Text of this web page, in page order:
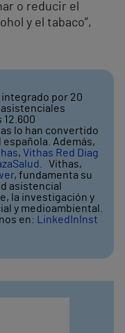
o reducir el
y el tabaco”,
integrado por 20
lo han convertido
Además,
, Vithas Red Diag
. Vithas,
, fundamenta su
asistencial
la investigación y
y medioambiental.
en: LinkedIn Inst